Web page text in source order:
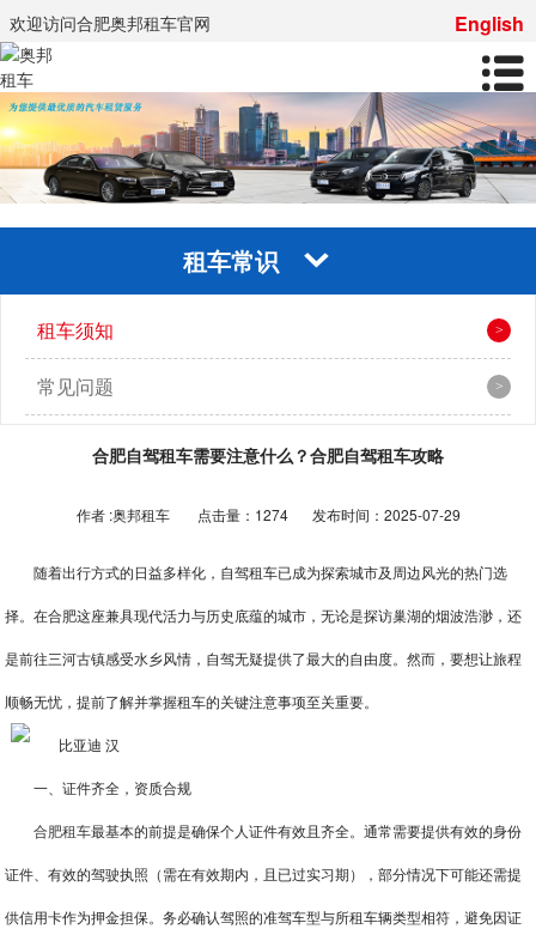
欢迎访问合肥奥邦租车官网 English
租车常识
租车须知
常见问题
合肥自驾租车需要注意什么？合肥自驾租车攻略
作者 :奥邦租车 点击量：1274 发布时间：2025-07-29
随着出行方式的日益多样化，自驾租车已成为探索城市及周边风光的热门选
择。在合肥这座兼具现代活力与历史底蕴的城市，无论是探访巢湖的烟波浩渺，还
是前往三河古镇感受水乡风情，自驾无疑提供了最大的自由度。然而，要想让旅程
顺畅无忧，提前了解并掌握租车的关键注意事项至关重要。
一、证件齐全，资质合规
合肥租车最基本的前提是确保个人证件有效且齐全。通常需要提供有效的身份
证件、有效的驾驶执照（需在有效期内，且已过实习期），部分情况下可能还需提
供信用卡作为押金担保。务必确认驾照的准驾车型与所租车辆类型相符，避免因证